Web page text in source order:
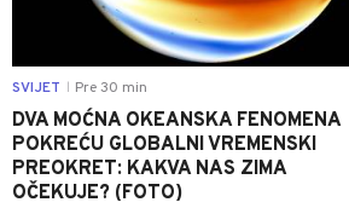
SVIJET Pre 30 min
DVA MOĆNA OKEANSKA FENOMENA
POKREĆU GLOBALNI VREMENSKI
PREOKRET: KAKVA NAS ZIMA
OČEKUJE? (FOTO)